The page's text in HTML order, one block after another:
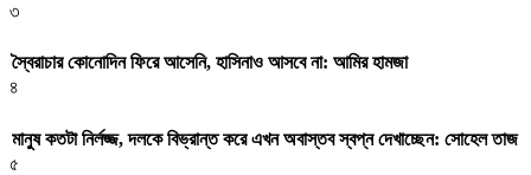
৩
স্বৈরাচার কোনোদিন ফিরে আসেনি, হাসিনাও আসবে না: আমির হামজা
৪
মানুষ কতটা নির্লজ্জ, দলকে বিভ্রান্ত করে এখন অবাস্তব স্বপ্ন দেখাচ্ছেন: সোহেল তাজ
৫